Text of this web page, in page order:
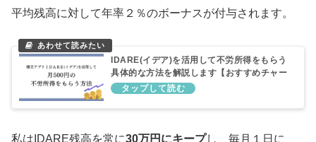
平均残高に対して年率２％のボーナスが付与されます。
IDARE(イデア)を活用して不労所得をもらう
具体的な方法を解説します【おすすめチャー
ジルート＆出口戦略も】
私はIDARE残高を常に30万円にキープし、毎月１日に